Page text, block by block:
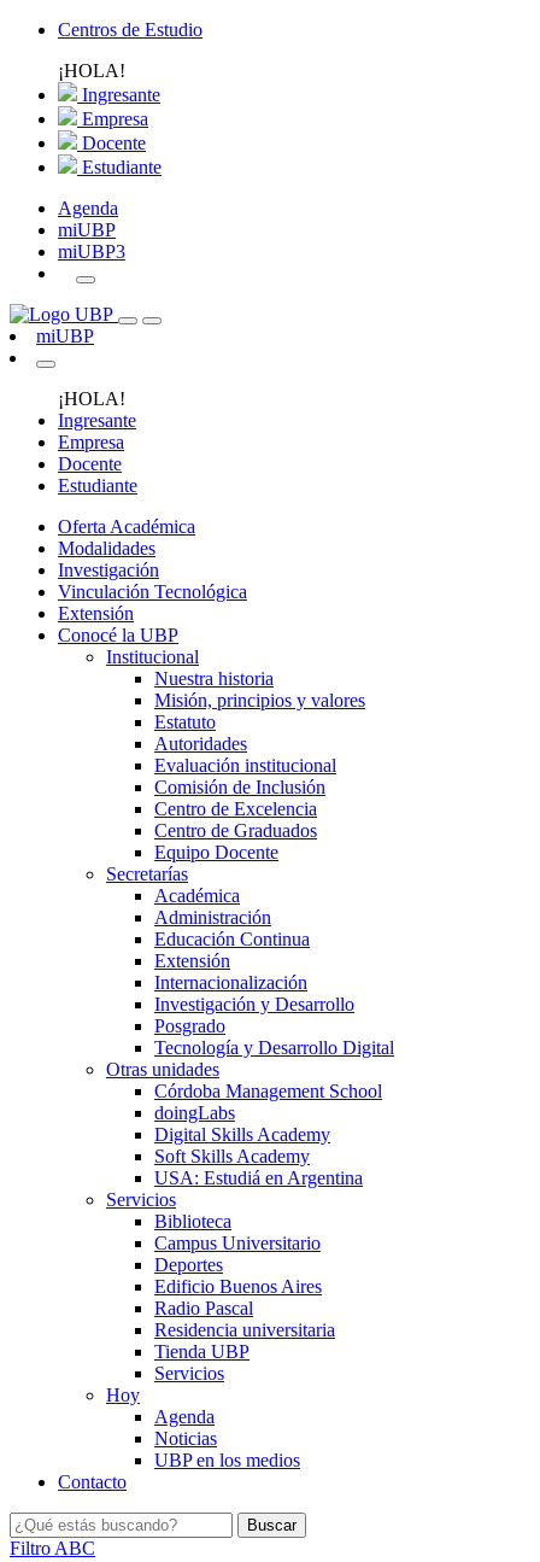
Centros de Estudio
¡HOLA!
Ingresante
Empresa
Docente
Estudiante
Agenda
miUBP
miUBP3
miUBP
¡HOLA!
Ingresante
Empresa
Docente
Estudiante
Oferta Académica
Modalidades
Investigación
Vinculación Tecnológica
Extensión
Conocé la UBP
Institucional
Nuestra historia
Misión, principios y valores
Estatuto
Autoridades
Evaluación institucional
Comisión de Inclusión
Centro de Excelencia
Centro de Graduados
Equipo Docente
Secretarías
Académica
Administración
Educación Continua
Extensión
Internacionalización
Investigación y Desarrollo
Posgrado
Tecnología y Desarrollo Digital
Otras unidades
Córdoba Management School
doingLabs
Digital Skills Academy
Soft Skills Academy
USA: Estudiá en Argentina
Servicios
Biblioteca
Campus Universitario
Deportes
Edificio Buenos Aires
Radio Pascal
Residencia universitaria
Tienda UBP
Servicios
Hoy
Agenda
Noticias
UBP en los medios
Contacto
Filtro ABC